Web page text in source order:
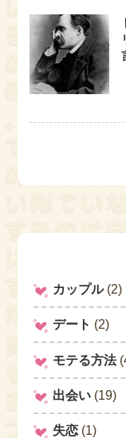
カップル(2)
デート (2)
モテる方法
出会い (19)
失恋 (1)